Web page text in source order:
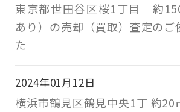
東京都世田谷区桜1丁目 約
あり）の売却（買取）査定のご
た
2024年01月12日
横浜市鶴見区鶴見中央1丁 約20